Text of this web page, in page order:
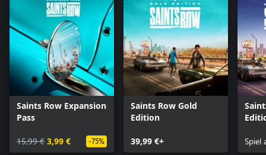
Saints Row Expansion
Pass
15,99 € 3,99 € -75%
Saints Row Gold
Edition
39,99 €+ Spiel